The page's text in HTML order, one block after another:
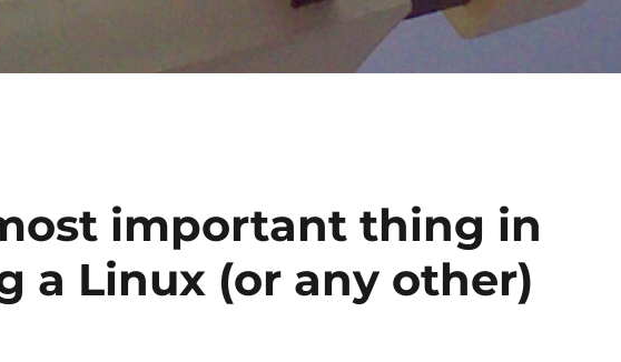
important thing in
a Linux (or any other)